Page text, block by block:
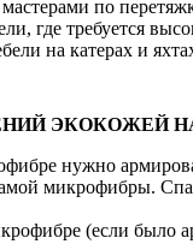
по
где требуется
на катерах и
ЭКОКОЖЕЙ
нужно
микрофибры.
(если